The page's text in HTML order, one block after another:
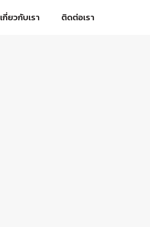
เกี่ยวกับเรา ติดต่อเรา